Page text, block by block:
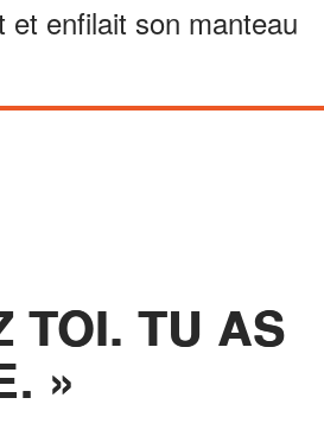
enfilait son manteau
TOI. TU AS
»